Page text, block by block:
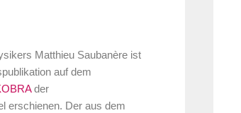
Matthieu Saubanère ist
auf dem
der
erschienen. Der aus dem